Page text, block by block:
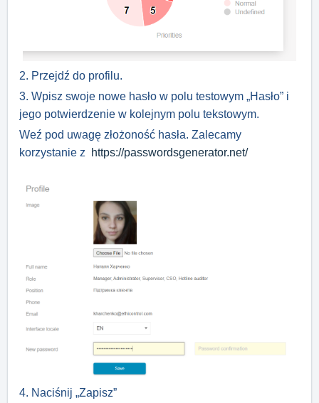
2. Przejdź do profilu.
3. Wpisz swoje nowe hasło w polu testowym „Hasło” i
jego potwierdzenie w kolejnym polu tekstowym.
Weź pod uwagę złożoność hasła. Zalecamy
korzystanie z
https://passwordsgenerator.net/
4. Naciśnij „Zapisz”